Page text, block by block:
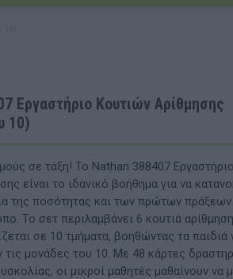
Ιδέες για το Πάσχα
Καλοκαιρινές Επιλογές
ΙΔΈΕΣ ΓΙΑ ΒΆΠΤΙΣΗ
ΠΡΟΤΆΣΕΙΣ ΈΩΣ 20€
Εργαστήριο Κουτιών Αρίθμησης
10)
σε τάξη! Το Nathan 388407 Εργαστήριο
είναι το ιδανικό βοήθημα για να
της ποσότητας και των πρώτων
Το σετ περιλαμβάνει 6 κουτιά
σε 10 τμήματα, βοηθώντας τα παιδιά
τις μονάδες του 10. Με 48 κάρτες
οι μικροί μαθητές μαθαίνουν να